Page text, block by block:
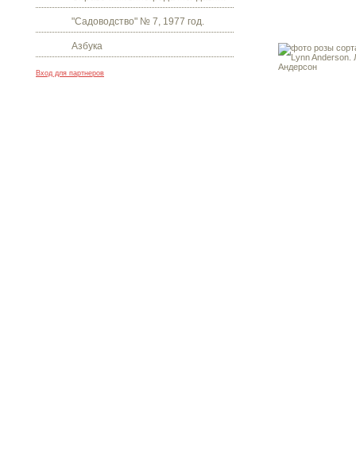
"Садоводство" № 7, 1977 год.
Азбука
Вход для партнеров